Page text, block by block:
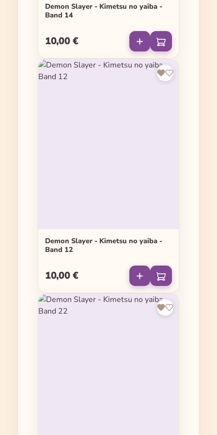
Demon Slayer - Kimetsu no yaiba -
Band 14
Regulärer Preis:
10,00 €
Demon Slayer - Kimetsu no yaiba -
Band 12
Regulärer Preis:
10,00 €